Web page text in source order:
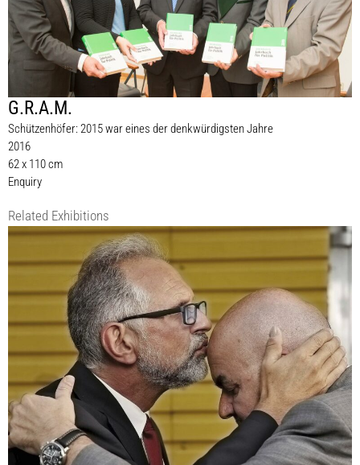
G.R.A.M.
Schützenhöfer: 2015 war eines der denkwürdigsten Jahre
2016
62 x 110 cm
Enquiry
Related Exhibitions